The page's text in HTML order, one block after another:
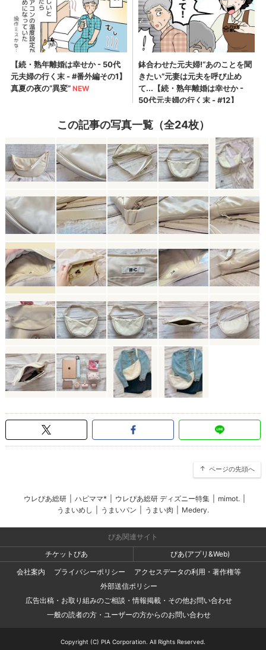
この記事の写真一覧（全24枚）
ページの先頭へ
ウレぴあ総研 ハピママ* ウレぴあ総研 ディズニー特集 mimot.
うまいめし
うまいパン うまい肉 Medery.
ぴあ関連サイト
チケットぴあ
ぴあ(アプリ&Web)
会社案内
プライバシーポリシー
アクセスデータの利用・著作権等
外部送信ポリシー
広告出稿・お取り組みのご相談・情報掲載・その他お問い合わせ
一般の読者の方・ユーザーの方からのお問い合わせ
Copyright (C) PIA Corporation. All Rights Reserved.